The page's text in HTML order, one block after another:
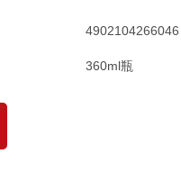
4902104266046
360ml瓶